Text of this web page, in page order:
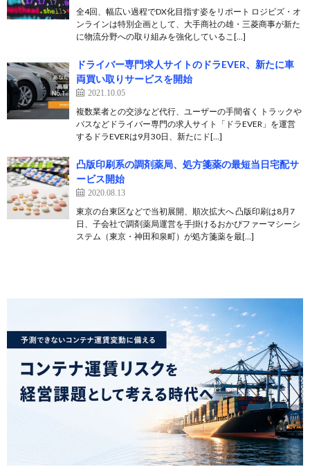
全4回、幅広い過程でDX化目指す姿をリポート ロジビズ・オ
ンラインは特別企画として、大手商社の雄・三菱商事が新た
に物流分野への取り組みを強化しているこ[…]
ドライバー専門求人サイトのドラEVER、新たに車
両買い取りサービスを開始
2021.10.05
複数業者との交渉など代行、ユーザーの手間省く トラックや
バスなどドライバー専門の求人サイト「ドラEVER」を運営
するドラEVERは9月30日、新たにド[…]
凸版印刷系の調剤薬局、処方箋薬の最短当日宅配サ
ービス開始
2020.08.13
東京の台東区などで当初展開、順次拡大へ 凸版印刷は8月7
日、子会社で調剤薬局運営を手掛けるおかぴファーマシーシ
ステム（東京・神田和泉町）が処方箋薬を最[…]